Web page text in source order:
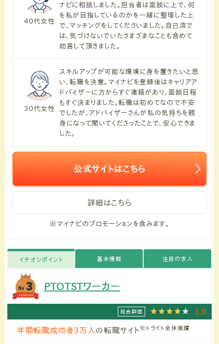
40代女性
ナビに相談しました。担当者は面談に上で、何
を私が目指しているのかを一緒に整理した上
で、マッチングをしてくださいました。自己流で
は、気づけないでいたさまざまなことも含めて
助言して頂きました。
30代女性
スキルアップが可能な環境に身を置きたいと思
い、転職を決意。マイナビを登録後はキャリアア
ドバイザーに方からすぐ連絡があり、面談日程
もすぐ決まりました。転職は初めてなので不安
でしたが、アドバイザーさんが私の気持ちを親
身になって聞いてくださったことで、安心できま
した。
公式サイトはこちら
詳細はこちら
※マイナビのプロモーションを含みます。
イチオシポイント 基本情報 注目の求人
PTOTSTワーカー
総合評価 3.9
年間転職成功者3万人 の転職サイト※トライト全体実績